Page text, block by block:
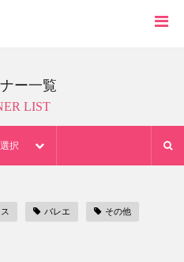
ー一覧
LIST
択
バレエ その他